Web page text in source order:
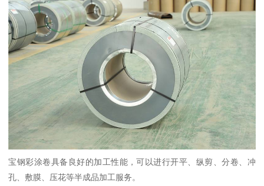
宝钢彩涂卷具备良好的加工性能，可以进行开平、纵剪、分卷、冲
孔、敷膜、压花等半成品加工服务。